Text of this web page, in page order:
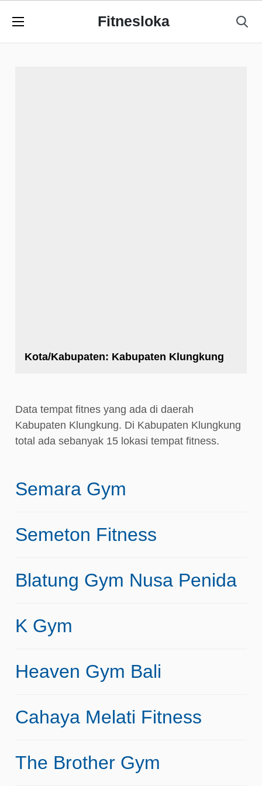
Fitnesloka
Kota/Kabupaten: Kabupaten Klungkung
Data tempat fitnes yang ada di daerah
Kabupaten Klungkung. Di Kabupaten Klungkung
total ada sebanyak 15 lokasi tempat fitness.
Semara Gym
Semeton Fitness
Blatung Gym Nusa Penida
K Gym
Heaven Gym Bali
Cahaya Melati Fitness
The Brother Gym